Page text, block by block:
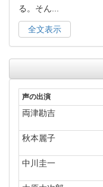
る。そん...
全文表示
声の出演
両津勘吉
秋本麗子
中川圭一